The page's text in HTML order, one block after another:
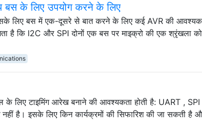
के लिए उपयोग करने के लिए
लिए बस में एक-दूसरे से बात करने के लिए कई AVR की
है कि I2C और SPI दोनों एक बस पर माइक्रो की एक श्रृंखला
के लिए टाइमिंग आरेख बनाने की आवश्यकता होती है: UART ,
नहीं है। इसके लिए किन कार्यक्रमों की सिफारिश की जा सकती है